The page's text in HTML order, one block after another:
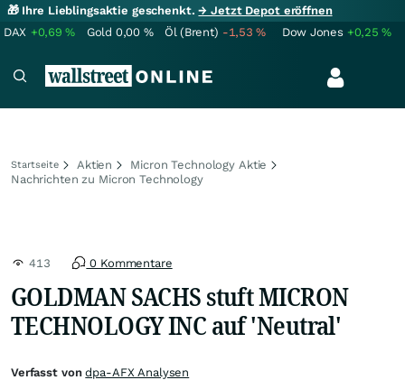
🎁 Ihre Lieblingsaktie geschenkt.→ Jetzt Depot eröffnen
DAX +0,69% Gold 0,00 % Öl (Brent) -1,53% Dow Jones +0,25%
Startseite Aktien
Micron Technology Aktie
Nachrichten zu Micron Technology
413 0 Kommentare
GOLDMAN SACHS stuft MICRON
TECHNOLOGY INC auf 'Neutral'
Verfasst vondpa-AFX Analysen